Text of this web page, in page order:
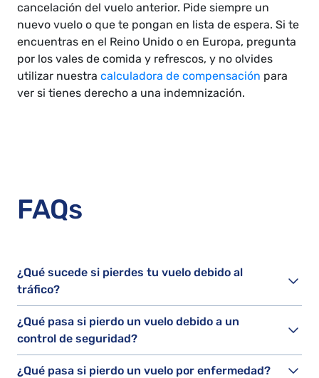
cancelación del vuelo anterior. Pide siempre un
nuevo vuelo o que te pongan en lista de espera. Si te
encuentras en el Reino Unido o en Europa, pregunta
por los vales de comida y refrescos, y no olvides
utilizar nuestra calculadora de compensación para
ver si tienes derecho a una indemnización.
FAQs
¿Qué sucede si pierdes tu vuelo debido al
tráfico?
¿Qué pasa si pierdo un vuelo debido a un
control de seguridad?
¿Qué pasa si pierdo un vuelo por enfermedad?